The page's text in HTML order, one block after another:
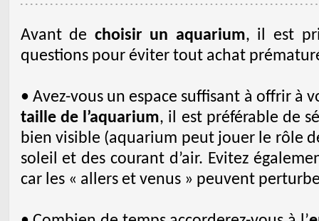
Avant de choisir un aquarium, il est
questions pour éviter tout achat
• Avez-vous un espace suffisant à offrir à
taille de l’aquarium, il est préférable de
bien visible (aquarium peut jouer le rôle
soleil et des courant d’air. Evitez
car les « allers et venus » peuvent